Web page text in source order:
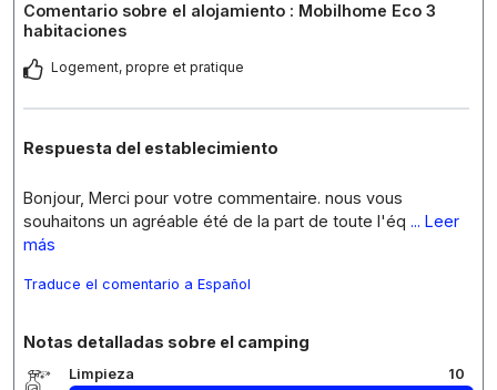
Comentario sobre el alojamiento : Mobilhome Eco 3
habitaciones
Logement, propre et pratique
Respuesta del establecimiento
Bonjour, Merci pour votre commentaire. nous vous
souhaitons un agréable été de la part de toute l'éq ... Leer
más
Traduce el comentario a Español
Notas detalladas sobre el camping
Limpieza 10